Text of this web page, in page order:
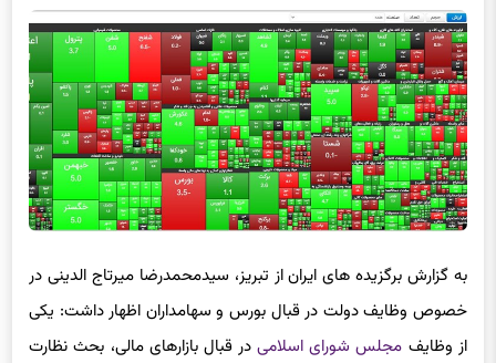
به گزارش برگزیده های ایران از تبریز، سیدمحمدرضا میرتاج الدینی در
خصوص وظایف دولت در قبال بورس و سهامداران اظهار داشت: یکی
از وظایف مجلس شورای اسلامیدر قبال بازارهای مالی، بحث نظارت